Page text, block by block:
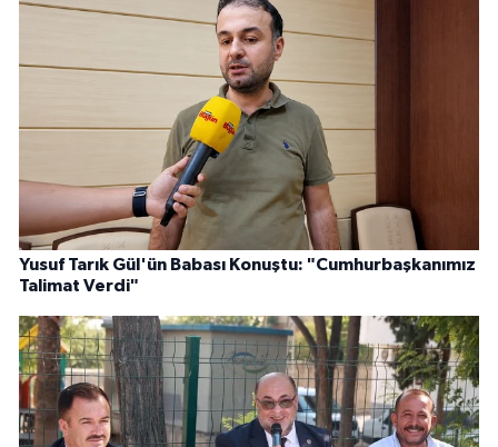
Yusuf Tarık Gül'ün Babası Konuştu: "Cumhurbaşkanımız
Talimat Verdi"